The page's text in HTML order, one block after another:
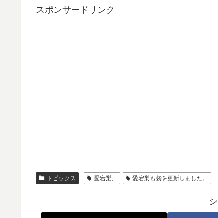
スポンサードリンク
トピックス 愛宕梨、 愛宕梨も袋を更新しました。